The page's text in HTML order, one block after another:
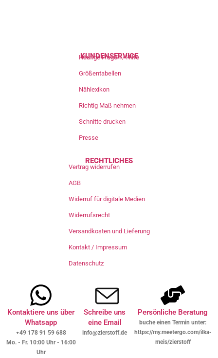
KUNDENSERVICE
Häufige Fragen / Hilfe
Größentabellen
Nählexikon
Richtig Maß nehmen
Schnitte drucken
Presse
RECHTLICHES
Vertrag widerrufen
AGB
Widerruf für digitale Medien
Widerrufsrecht
Versandkosten und Lieferung
Kontakt / Impressum
Datenschutz
Kontaktiere uns über
Whatsapp
+49 178 91 59 688
Mo. - Fr. 10:00 Uhr - 16:00
Uhr
Schreibe uns
eine Email
info@zierstoff.de
Persönliche Beratung
buche einen Termin unter:
https://my.meetergo.com/ilka-
meis/zierstoff